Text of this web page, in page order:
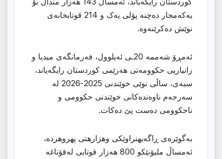
یەکەمجار دەچنە پۆلی یەک و 214 قوتابخانەی
نوێش دەکرێنەوە.
ئەمڕۆ شەممە 20ـی ئەیلوول، فەرمانگەی میدیا و
زانیاریی حکوومەتی هەرێمی کوردستان رایگەیاند،
سبەی، ساڵی نوێی خوێندنی 2025-2026 لە
سەرجەم ناوەندەکانی خوێندنی حکوومی و
ناحکوومی دەست پێ دەکات.
بەگوێرەی ڕاگەیهنراوێكى وهزارهتى پهروهرده،
ئەمساڵ ملیۆنێکو 800 هەزار قوتابی لەقۆناغە